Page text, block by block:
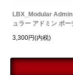
LBX_Modular
ュラー アドミン ポー
3,300円(内税)